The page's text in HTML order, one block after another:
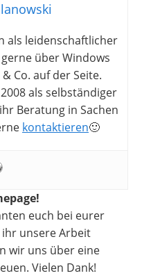
als leidenschaftlicher
über Windows
Co. auf der Seite.
als selbständiger
Beratung in Sachen
kontaktieren🙂
euch bei eurer
unsere Arbeit
wir uns über eine
Vielen Dank!